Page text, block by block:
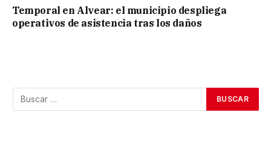
Temporal en Alvear: el municipio despliega
operativos de asistencia tras los daños